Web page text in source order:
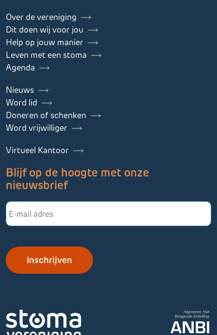
Over de vereniging
Dit doen wij voor jou
Help op jouw manier
Leven met een stoma
Agenda
Nieuws
Word lid
Doneren of schenken
Word vrijwilliger
Virtueel Kantoor
Blijf op de hoogte met onze
nieuwsbrief
E-
mailadres